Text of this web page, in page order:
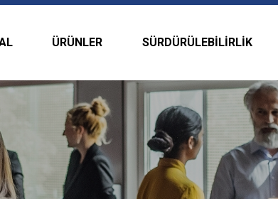
ÜRÜNLER SÜRDÜRÜLEBILIRLIK